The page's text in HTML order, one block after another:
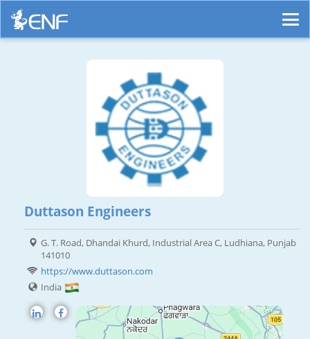
Duttason Engineers
G. T. Road, Dhandai Khurd, Industrial Area C, Ludhiana, Punjab
141010
https://www.duttason.com
India